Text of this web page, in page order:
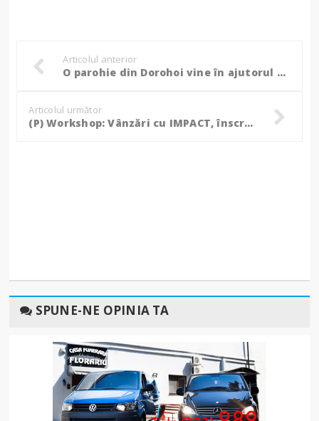
Articolul anterior
O parohie din Dorohoi vine în ajutorul comunităților din Galați și Vaslui, afectate de inundații!
Articolul următor
(P) Workshop: Vânzări cu IMPACT, înscrie-te acum!
SPUNE-NE OPINIA TA